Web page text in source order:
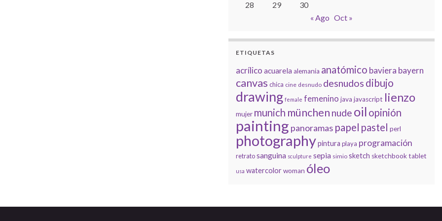
28
29
30
« Ago Oct »
ETIQUETAS
acrílico acuarela alemania anatómico baviera bayern
canvas chica cine desnudo desnudos dibujo
drawing female femenino java javascript lienzo
mujer munich münchen nude oil opinión
painting panoramas papel pastel perl
photographypintura playa programación
retratosanguina sculpture sepia simio sketch sketchbooktablet
usa watercolorwoman óleo